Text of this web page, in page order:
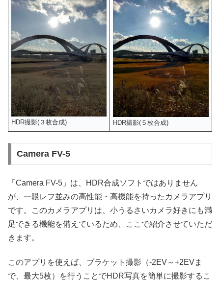
HDR撮影(３枚合成) HDR撮影(５枚合成)
Camera FV-5
「Camera FV-5」は、HDR合成ソフトではありません
が、一眼レフ並みの高性能・高機能を持ったカメラアプリ
です。このカメラアプリは、小うるさいカメラ好きにも満
足できる機能を備えているため、ここで紹介させていただ
きます。
このアプリを使えば、ブラケット撮影（-2EV～+2EVま
で、最大5枚）を行うことでHDR写真を簡単に撮影するこ